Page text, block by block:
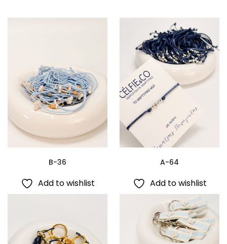
B-36
Add to wishlist
A-64
Add to wishlist